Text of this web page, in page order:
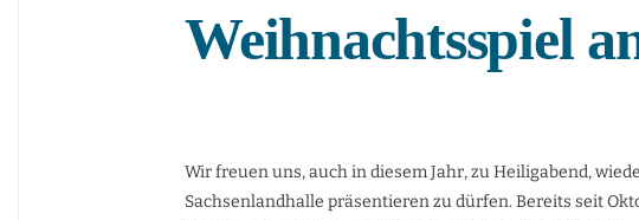
Weihnachtsspiel
Wir freuen uns, auch in diesem Jahr, zu Heiligabend,
Sachsenlandhalle präsentieren zu dürfen. Bereits seit